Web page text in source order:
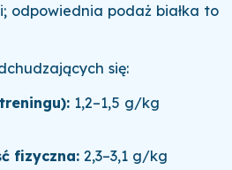
odpowiednia podaż białka to
się:
1,2–1,5 g/kg
fizyczna: 2,3–3,1 g/kg